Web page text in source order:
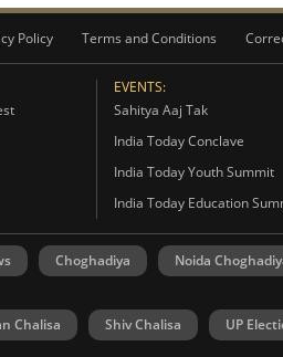
Policy Terms and Conditions
EVENTS:
Sahitya Aaj Tak
India Today Conclave
India Today Youth Summit
India Today Education
Choghadiya Noida
Chalisa Shiv Chalisa UP